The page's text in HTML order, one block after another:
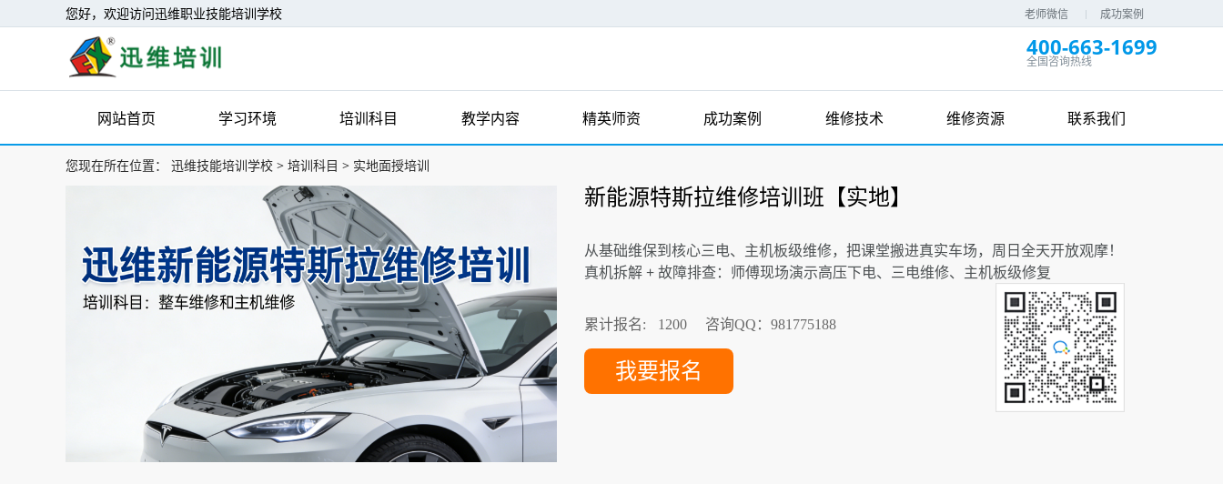
您好，欢迎访问迅维职业技能培训学校 老师微信 成功案例
400-663-1699
全国咨询热线
网站首页 学习环境 培训科目 教学内容 精英师资 成功案例 维修技术 维修资源 联系我们
您现在所在位置： 迅维技能培训学校 > 培训科目 > 实地面授培训
新能源特斯拉维修培训班【实地】
从基础维保到核心三电、主机板级维修，把课堂搬进真实车场，周日全天开放观摩！
真机拆解 + 故障排查：师傅现场演示高压下电、三电维修、主机板级修复
累计报名: 1200 咨询QQ：981775188
我要报名